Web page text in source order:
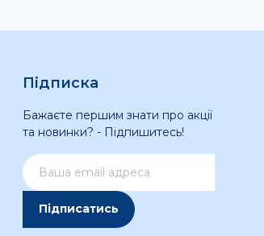
Підписка
Бажаєте першим знати про акції
та новинки? - Підпишитесь!
Підписатись